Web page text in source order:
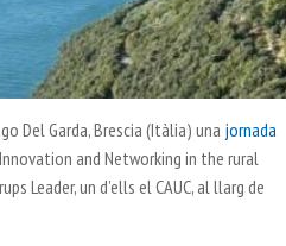
Del Garda, Brescia (Itàlia) una jornada
and Networking in the rural
Leader, un d’ells el CAUC, al llarg de